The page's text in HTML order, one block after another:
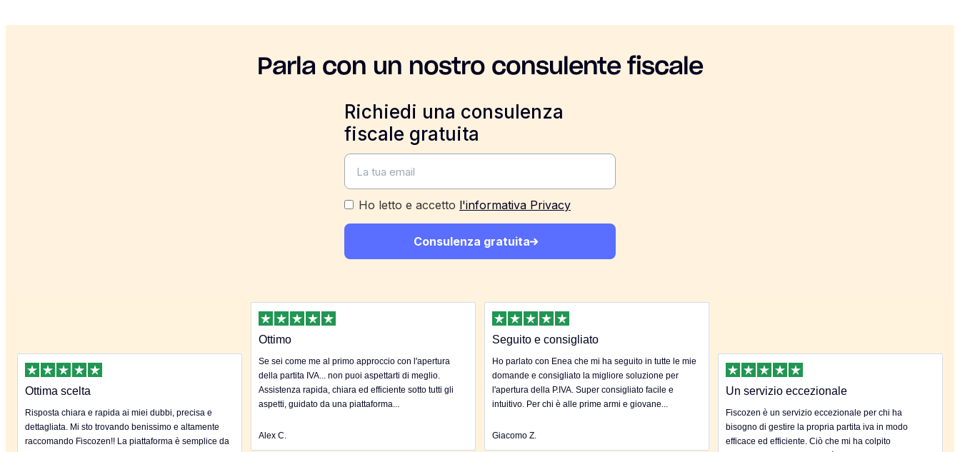
Parla con un nostro consulente fiscale
Richiedi una consulenza
fiscale gratuita
Ho letto e accetto l'informativa Privacy
Consulenza gratuita
Ottima scelta
Risposta chiara e rapida ai miei dubbi, precisa e
dettagliata. Mi sto trovando benissimo e altamente
raccomando Fiscozen!! La piattaforma è semplice da
Ottimo
Se sei come me al primo approccio con l'apertura
della partita IVA... non puoi aspettarti di meglio.
Assistenza rapida, chiara ed efficiente sotto tutti gli
aspetti, guidato da una piattaforma...
Alex C.
Seguito e consigliato
Ho parlato con Enea che mi ha seguito in tutte le mie
domande e consigliato la migliore soluzione per
l'apertura della P.IVA. Super consigliato facile e
intuitivo. Per chi è alle prime armi e giovane...
Giacomo Z.
Un servizio eccezionale
Fiscozen è un servizio eccezionale per chi ha
bisogno di gestire la propria partita iva in modo
efficace ed efficiente. Ciò che mi ha colpito